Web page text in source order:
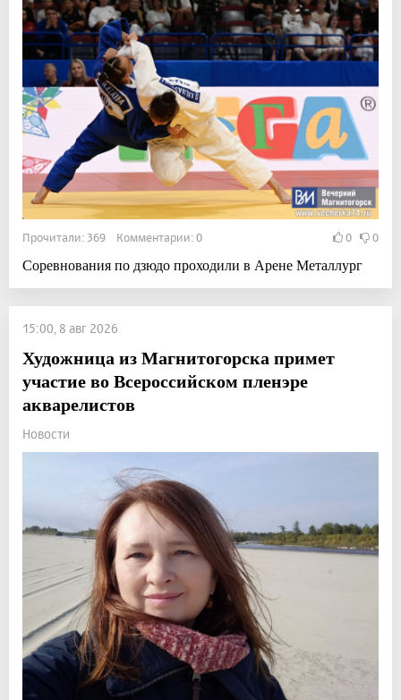
Прочитали: 369 Комментарии: 0 0 0
Соревнования по дзюдо проходили в Арене Металлург
15:00, 8 авг 2026
Художница из Магнитогорска примет
участие во Всероссийском пленэре
акварелистов
Новости